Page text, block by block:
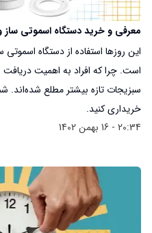
معرفی و خرید دستگاه اسموتی
این روزها استفاده از دستگاه‌
است. چرا که افراد به اهمیت دریافت
سبزیجات تازه بیشتر مطلع شده‌اند.
خریداری کنید.
20:34 - 16 بهمن 1402